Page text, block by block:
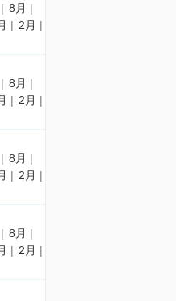
| 8月 |
| 2月 |
| 8月 |
| 2月 |
| 8月 |
| 2月 |
| 8月 |
| 2月 |